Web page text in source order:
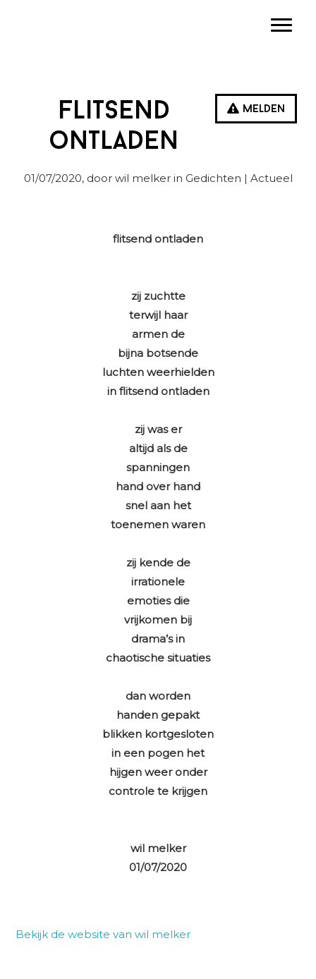
Melden
Flitsend
ontladen
01/07/2020, door wil melker in Gedichten | Actueel
flitsend ontladen
zij zuchtte
terwijl haar
armen de
bijna botsende
luchten weerhielden
in flitsend ontladen
zij was er
altijd als de
spanningen
hand over hand
snel aan het
toenemen waren
zij kende de
irrationele
emoties die
vrijkomen bij
drama’s in
chaotische situaties
dan worden
handen gepakt
blikken kortgesloten
in een pogen het
hijgen weer onder
controle te krijgen
wil melker
01/07/2020
Bekijk de website van wil melker